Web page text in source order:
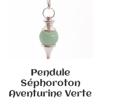
Pendule
Séphoroton
Aventurine Verte